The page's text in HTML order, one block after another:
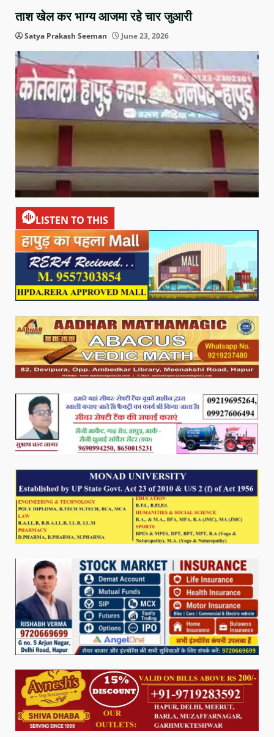
ताश खेल कर भाग्य आजमा रहे चार जुआरी
Satya Prakash Seeman June 23, 2026
LISTEN TO THIS